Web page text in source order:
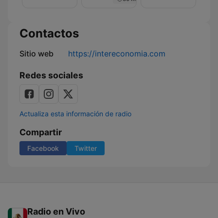
Contactos
Sitio web https://intereconomia.com
Redes sociales
Actualiza esta información de radio
Compartir
Facebook Twitter
Radio en Vivo